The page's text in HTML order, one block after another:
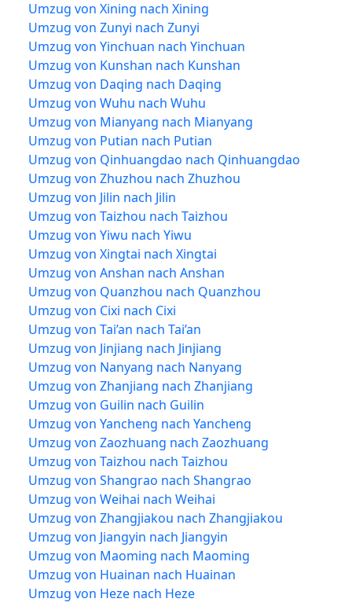
Umzug von Xining nach Xining
Umzug von Zunyi nach Zunyi
Umzug von Yinchuan nach Yinchuan
Umzug von Kunshan nach Kunshan
Umzug von Daqing nach Daqing
Umzug von Wuhu nach Wuhu
Umzug von Mianyang nach Mianyang
Umzug von Putian nach Putian
Umzug von Qinhuangdao nach Qinhuangdao
Umzug von Zhuzhou nach Zhuzhou
Umzug von Jilin nach Jilin
Umzug von Taizhou nach Taizhou
Umzug von Yiwu nach Yiwu
Umzug von Xingtai nach Xingtai
Umzug von Anshan nach Anshan
Umzug von Quanzhou nach Quanzhou
Umzug von Cixi nach Cixi
Umzug von Tai’an nach Tai’an
Umzug von Jinjiang nach Jinjiang
Umzug von Nanyang nach Nanyang
Umzug von Zhanjiang nach Zhanjiang
Umzug von Guilin nach Guilin
Umzug von Yancheng nach Yancheng
Umzug von Zaozhuang nach Zaozhuang
Umzug von Taizhou nach Taizhou
Umzug von Shangrao nach Shangrao
Umzug von Weihai nach Weihai
Umzug von Zhangjiakou nach Zhangjiakou
Umzug von Jiangyin nach Jiangyin
Umzug von Maoming nach Maoming
Umzug von Huainan nach Huainan
Umzug von Heze nach Heze